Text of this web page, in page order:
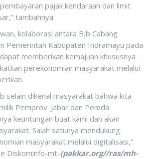
pajak kendaraan dan limit
tambahnya.
kolaborasi antara Bjb Cabang
Pemerintah Kabupaten Indramayu pada
memberikan kemajuan khususnya
perekonomian masyarakat melalui
selain dikenal masyarakat bahwa kita
Pemprov. Jabar dan Pemda
keuntungan buat kami dan akan
Salah satunya mendukung
masyarakat melalui digitalisasi,”
Diskominfo-mt-(pakkar.org//ras/mh-